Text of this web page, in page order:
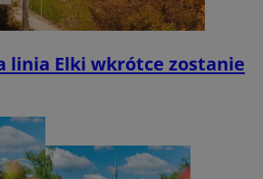
linia Elki wkrótce zostanie